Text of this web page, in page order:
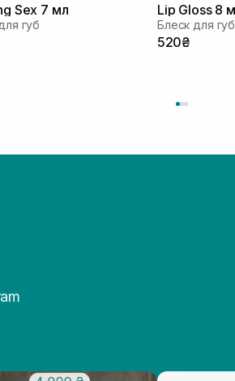
Sex 7 мл
губ
Lip Gloss 8
Блеск для губ
520₴